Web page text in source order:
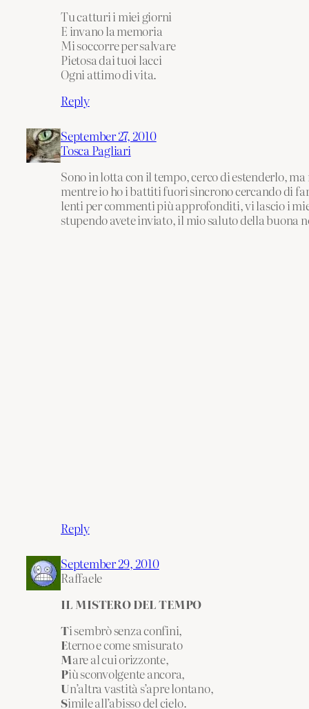
Tu catturi i miei giorni
E invano la memoria
Mi soccorre per salvare
Pietosa dai tuoi lacci
Ogni attimo di vita.
Reply
September 27, 2010
Tosca Pagliari
Sono in lotta con il tempo, cerco di estenderlo,
mentre io ho i battiti fuori sincrono cercando di
lenti per commenti più approfonditi, vi lascio i
stupendo avete inviato, il mio saluto della buona
Reply
September 29, 2010
Raffaele
IL MISTERO DEL TEMPO
Ti sembrò senza confini,
Eterno e come smisurato
Mare al cui orizzonte,
Più sconvolgente ancora,
Un’altra vastità s’apre lontano,
Simile all’abisso del cielo.